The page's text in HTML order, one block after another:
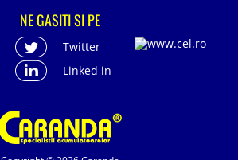
NE GASITI SI PE
Twitter
Linked in